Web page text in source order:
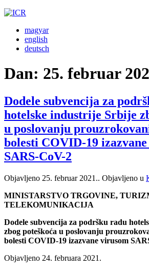
magyar
english
deutsch
Dan: 25. februar
Dodele subvencija za
hotelske industrije Srbije
u poslovanju
bolesti COVID-19
SARS-CoV-2
Objavljeno 25. februar 2021.. Objavljeno u
MINISTARSTVO TRGOVINE,
TELEKOMUNIKACIJA
Dodele subvencija za podršku radu
zbog poteškoća u poslovanju
bolesti COVID-19 izazvane virusom
Objavljeno 24. februara 2021.